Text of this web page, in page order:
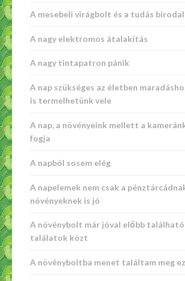
A mesebeli virágbolt és a tudás
A nagy elektromos átalakítás
A nagy tintapatron pánik
A nap szükséges az életben
is termelhetünk vele
A nap, a növényeink mellett a
fogja
A napból sosem elég
A napelemek nem csak a
növényeknek is jó
A növénybolt már jóval előbb található
találatok közt
A növényboltba menet találtam meg